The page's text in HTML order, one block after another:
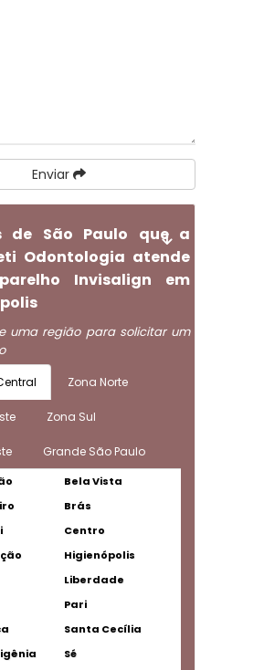
Enviar
de São Paulo que a
Odontologia atende
Invisalign em
uma região para solicitar um
Zona Norte
Zona Sul
Grande São Paulo
Bela Vista
Brás
Centro
Higienópolis
Liberdade
Pari
Santa Cecília
Sé